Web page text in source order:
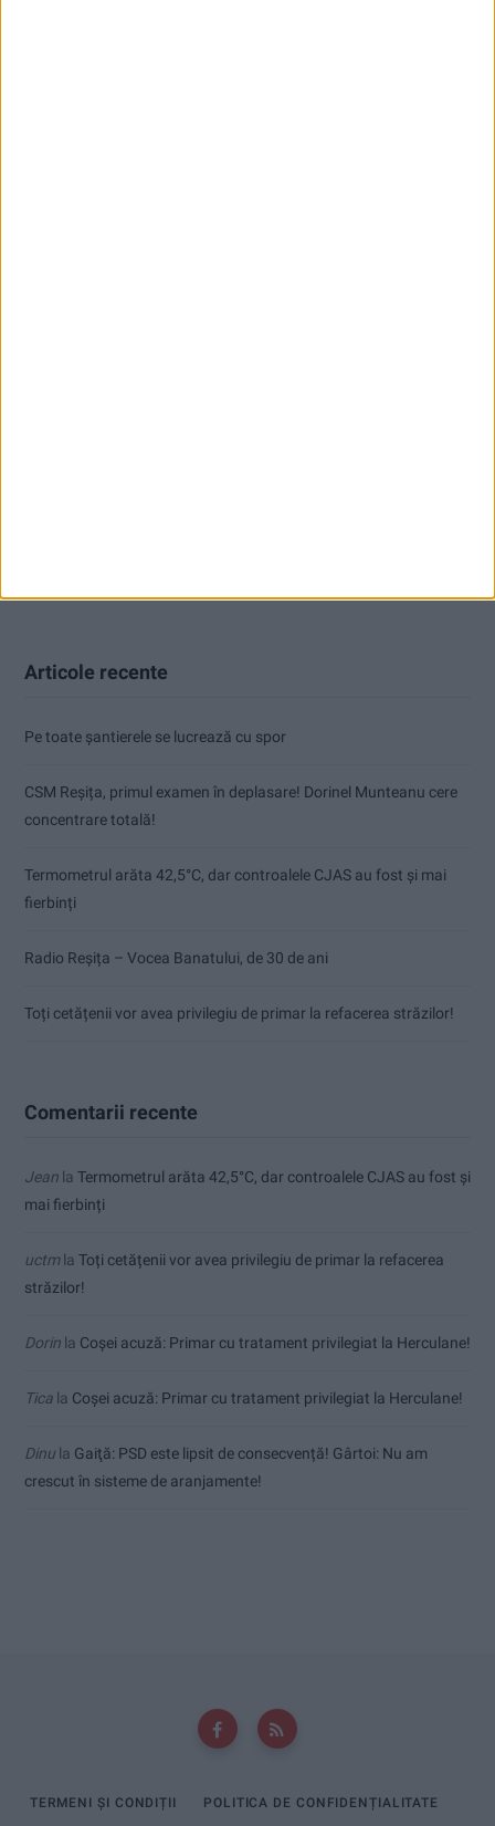
Articole recente
Pe toate șantierele se lucrează cu spor
CSM Reșița, primul examen în deplasare! Dorinel Munteanu cere
concentrare totală!
Termometrul arăta 42,5°C, dar controalele CJAS au fost și mai
fierbinți
Radio Reșița – Vocea Banatului, de 30 de ani
Toți cetățenii vor avea privilegiu de primar la refacerea străzilor!
Comentarii recente
Jean la Termometrul arăta 42,5°C, dar controalele CJAS au fost și
mai fierbinți
uctmla Toți cetățenii vor avea privilegiu de primar la refacerea
străzilor!
Dorin la Coșei acuză: Primar cu tratament privilegiat la Herculane!
Tica la Coșei acuză: Primar cu tratament privilegiat la Herculane!
Dinu la Gaiţă: PSD este lipsit de consecvență! Gârtoi: Nu am
crescut în sisteme de aranjamente!
TERMENI ȘI CONDIȚII POLITICA DE CONFIDENȚIALITATE